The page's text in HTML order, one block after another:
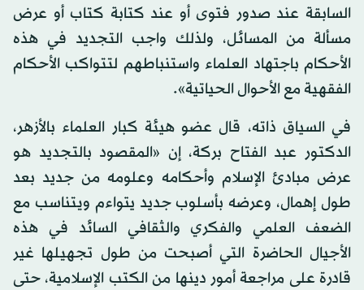
السابقة عند صدور فتوى أو عند كتابة كتاب أو عرض
مسألة من المسائل، ولذلك واجب التجديد في هذه
الأحكام باجتهاد العلماء واستنباطهم لتتواكب الأحكام
الفقهية مع الأحوال الحياتية».
في السياق ذاته، قال عضو هيئة كبار العلماء بالأزهر،
الدكتور عبد الفتاح بركة، إن «المقصود بالتجديد هو
عرض مبادئ الإسلام وأحكامه وعلومه من جديد بعد
طول إهمال، وعرضه بأسلوب جديد يتواءم ويتناسب مع
الضعف العلمي والفكري والثقافي السائد في هذه
الأجيال الحاضرة التي أصبحت من طول تجهيلها غير
قادرة على مراجعة أمور دينها من الكتب الإسلامية، حتى